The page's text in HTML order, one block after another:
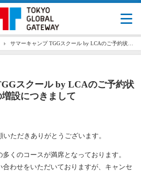
サマーキャンプ TGGスクール by LCAのご予約状況
て
スクール by LCAのご予約状
設につきまして
いただきありがとうございます。
くのコースが満席となっております。
合わせをいただいておりますが、キャンセ